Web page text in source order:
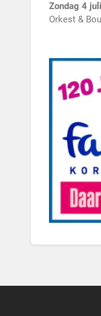
Zondag 4
Orkest &